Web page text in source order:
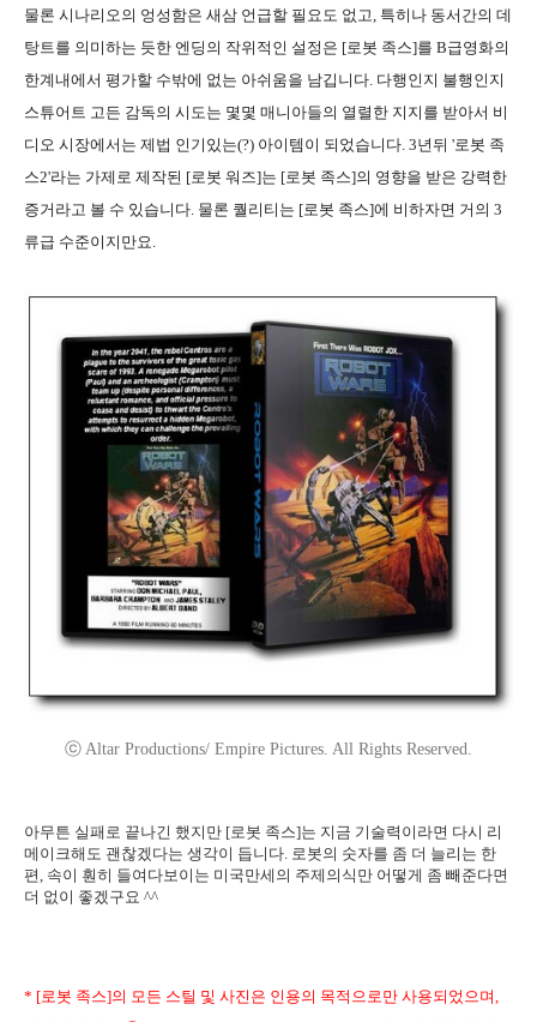
물론 시나리오의 엉성함은 새삼 언급할 필요도 없고, 특히나 동서간의 데
탕트를 의미하는 듯한 엔딩의 작위적인 설정은 [로봇 족스]를 B급영화의
한계내에서 평가할 수밖에 없는 아쉬움을 남깁니다. 다행인지 불행인지
스튜어트 고든 감독의 시도는 몇몇 매니아들의 열렬한 지지를 받아서 비
디오 시장에서는 제법 인기있는(?) 아이템이 되었습니다. 3년뒤 '로봇 족
스2'라는 가제로 제작된 [로봇 워즈]는 [로봇 족스]의 영향을 받은 강력한
증거라고 볼 수 있습니다. 물론 퀄리티는 [로봇 족스]에 비하자면 거의 3
류급 수준이지만요.
ⓒ Altar Productions/ Empire Pictures. All Rights Reserved.
아무튼 실패로 끝나긴 했지만 [로봇 족스]는 지금 기술력이라면 다시 리
메이크해도 괜찮겠다는 생각이 듭니다. 로봇의 숫자를 좀 더 늘리는 한
편, 속이 훤히 들여다보이는 미국만세의 주제의식만 어떻게 좀 빼준다면
더 없이 좋겠구요 ^^
* [로봇 족스]의 모든 스틸 및 사진은 인용의 목적으로만 사용되었으며,